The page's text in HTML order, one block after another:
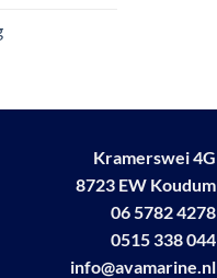
Kramerswei 4G
8723 EW Koudum
06 5782 4278
0515 338 044
info@avamarine.nl